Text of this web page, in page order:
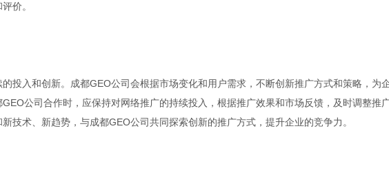
价。
投入和创新。成都GEO公司会根据市场变化和用户需求，不断创新推广方式和策略，为
公司合作时，应保持对网络推广的持续投入，根据推广效果和市场反馈，及时调整推
技术、新趋势，与成都GEO公司共同探索创新的推广方式，提升企业的竞争力。